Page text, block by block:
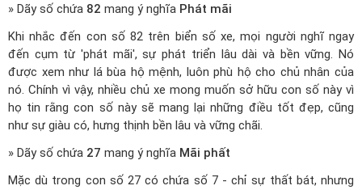
» Dãy số chứa 82 mang ý nghĩa Phát mãi
Khi nhắc đến con số 82 trên biển số xe, mọi người nghĩ ngay
đến cụm từ 'phát mãi', sự phát triển lâu dài và bền vững. Nó
được xem như lá bùa hộ mệnh, luôn phù hộ cho chủ nhân của
nó. Chính vì vậy, nhiều chủ xe mong muốn sở hữu con số này vì
họ tin rằng con số này sẽ mang lại những điều tốt đẹp, cũng
như sự giàu có, hưng thịnh bền lâu và vững chãi.
» Dãy số chứa 27 mang ý nghĩa Mãi phất
Mặc dù trong con số 27 có chứa số 7 - chỉ sự thất bát, nhưng